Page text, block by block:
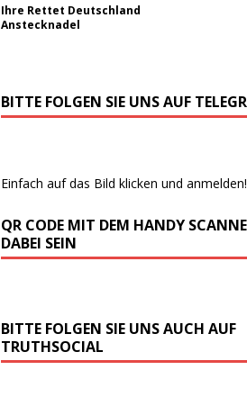
Ihre Rettet Deutschland
Anstecknadel
BITTE FOLGEN SIE UNS AUF
Einfach auf das Bild klicken und anmelden!
QR CODE MIT DEM HANDY
DABEI SEIN
BITTE FOLGEN SIE UNS AUCH AUF
TRUTHSOCIAL